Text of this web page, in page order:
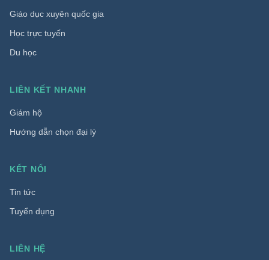
Giáo dục xuyên quốc gia
Học trực tuyến
Du học
LIÊN KẾT NHANH
Giám hộ
Hướng dẫn chọn đại lý
KẾT NỐI
Tin tức
Tuyển dụng
LIÊN HỆ